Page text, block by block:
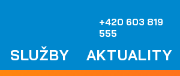
+420 603 819
555
SLUŽBY AKTUALITY